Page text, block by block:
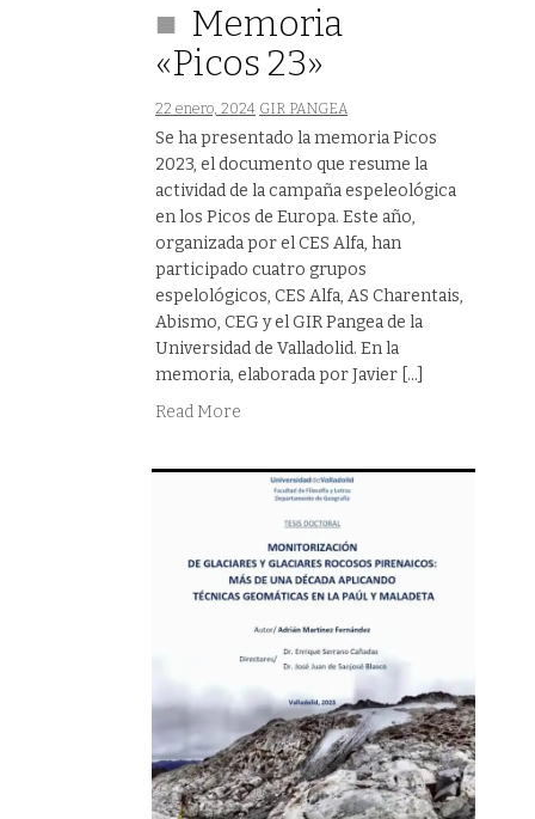
Memoria
«Picos 23»
22 enero, 2024 GIR PANGEA
Se ha presentado la memoria Picos
2023, el documento que resume la
actividad de la campaña espeleológica
en los Picos de Europa. Este año,
organizada por el CES Alfa, han
participado cuatro grupos
espelológicos, CES Alfa, AS Charentais,
Abismo, CEG y el GIR Pangea de la
Universidad de Valladolid. En la
memoria, elaborada por Javier […]
Read More